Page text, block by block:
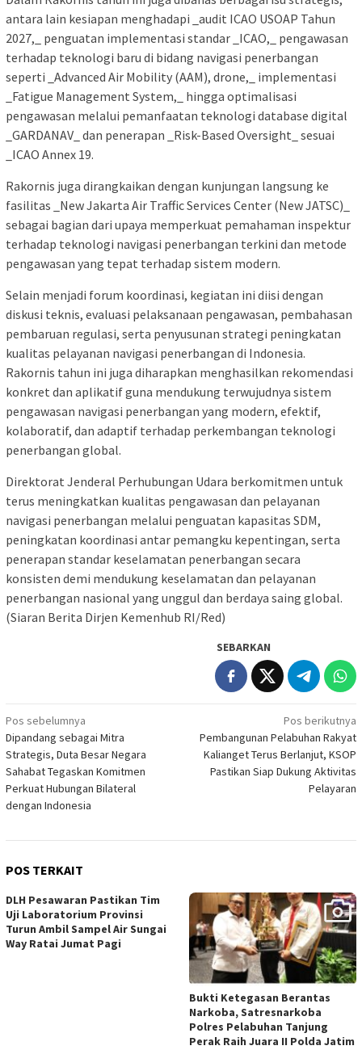
antara lain kesiapan menghadapi _audit ICAO USOAP Tahun
2027,_ penguatan implementasi standar _ICAO,_ pengawasan
terhadap teknologi baru di bidang navigasi penerbangan
seperti _Advanced Air Mobility (AAM), drone,_ implementasi
_Fatigue Management System,_ hingga optimalisasi
pengawasan melalui pemanfaatan teknologi database digital
_GARDANAV_ dan penerapan _Risk-Based Oversight_ sesuai
_ICAO Annex 19.
Rakornis juga dirangkaikan dengan kunjungan langsung ke
fasilitas _New Jakarta Air Traffic Services Center (New JATSC)_
sebagai bagian dari upaya memperkuat pemahaman inspektur
terhadap teknologi navigasi penerbangan terkini dan metode
pengawasan yang tepat terhadap sistem modern.
Selain menjadi forum koordinasi, kegiatan ini diisi dengan
diskusi teknis, evaluasi pelaksanaan pengawasan, pembahasan
pembaruan regulasi, serta penyusunan strategi peningkatan
kualitas pelayanan navigasi penerbangan di Indonesia.
Rakornis tahun ini juga diharapkan menghasilkan rekomendasi
konkret dan aplikatif guna mendukung terwujudnya sistem
pengawasan navigasi penerbangan yang modern, efektif,
kolaboratif, dan adaptif terhadap perkembangan teknologi
penerbangan global.
Direktorat Jenderal Perhubungan Udara berkomitmen untuk
terus meningkatkan kualitas pengawasan dan pelayanan
navigasi penerbangan melalui penguatan kapasitas SDM,
peningkatan koordinasi antar pemangku kepentingan, serta
penerapan standar keselamatan penerbangan secara
konsisten demi mendukung keselamatan dan pelayanan
penerbangan nasional yang unggul dan berdaya saing global.
(Siaran Berita Dirjen Kemenhub RI/Red)
SEBARKAN
Navigasi
pos
Pos sebelumnya
Dipandang sebagai Mitra
Strategis, Duta Besar Negara
Sahabat Tegaskan Komitmen
Perkuat Hubungan Bilateral
dengan Indonesia
Pos berikutnya
Pembangunan Pelabuhan Rakyat
Kalianget Terus Berlanjut, KSOP
Pastikan Siap Dukung Aktivitas
Pelayaran
POS TERKAIT
DLH Pesawaran Pastikan Tim
Uji Laboratorium Provinsi
Turun Ambil Sampel Air Sungai
Way Ratai Jumat Pagi
Bukti Ketegasan Berantas
Narkoba, Satresnarkoba
Polres Pelabuhan Tanjung
Perak Raih Juara II Polda Jatim